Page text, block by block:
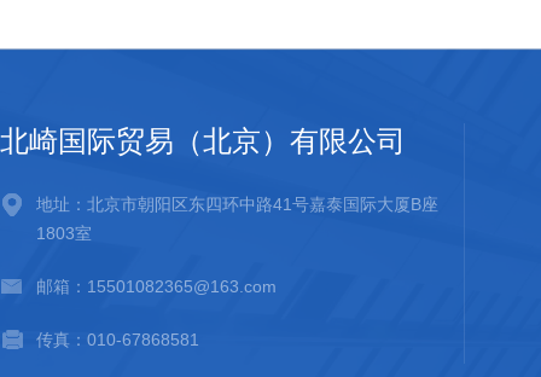
北崎国际贸易（北京）有限公司
地址：北京市朝阳区东四环中路41号嘉泰国际大厦B座
1803室
邮箱：15501082365@163.com
传真：010-67868581